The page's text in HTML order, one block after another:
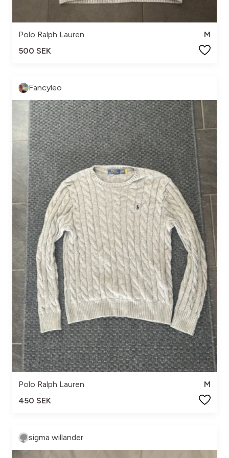
Polo Ralph Lauren
M
500 SEK
Fancyleo
Polo Ralph Lauren
M
450 SEK
sigma willander